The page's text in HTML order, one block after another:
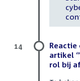
Reactie
artikel
rol bij
14